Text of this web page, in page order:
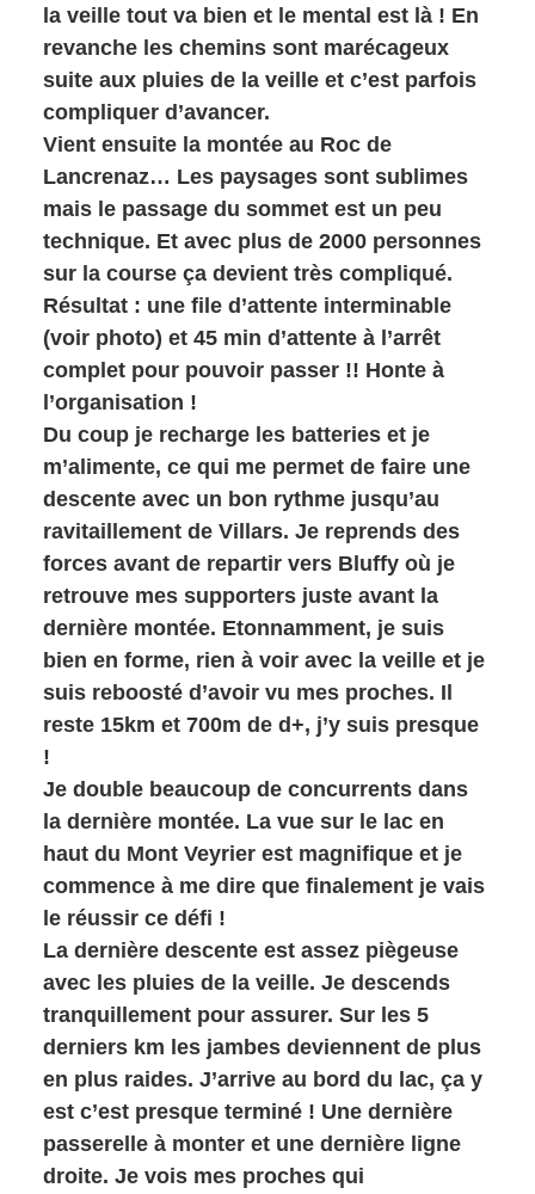
la veille tout va bien et le mental est là ! En
revanche les chemins sont marécageux
suite aux pluies de la veille et c’est parfois
compliquer d’avancer.
Vient ensuite la montée au Roc de
Lancrenaz… Les paysages sont sublimes
mais le passage du sommet est un peu
technique. Et avec plus de 2000 personnes
sur la course ça devient très compliqué.
Résultat : une file d’attente interminable
(voir photo) et 45 min d’attente à l’arrêt
complet pour pouvoir passer !! Honte à
l’organisation !
Du coup je recharge les batteries et je
m’alimente, ce qui me permet de faire une
descente avec un bon rythme jusqu’au
ravitaillement de Villars. Je reprends des
forces avant de repartir vers Bluffy où je
retrouve mes supporters juste avant la
dernière montée. Etonnamment, je suis
bien en forme, rien à voir avec la veille et je
suis reboosté d’avoir vu mes proches. Il
reste 15km et 700m de d+, j’y suis presque
!
Je double beaucoup de concurrents dans
la dernière montée. La vue sur le lac en
haut du Mont Veyrier est magnifique et je
commence à me dire que finalement je vais
le réussir ce défi !
La dernière descente est assez piègeuse
avec les pluies de la veille. Je descends
tranquillement pour assurer. Sur les 5
derniers km les jambes deviennent de plus
en plus raides. J’arrive au bord du lac, ça y
est c’est presque terminé ! Une dernière
passerelle à monter et une dernière ligne
droite. Je vois mes proches qui